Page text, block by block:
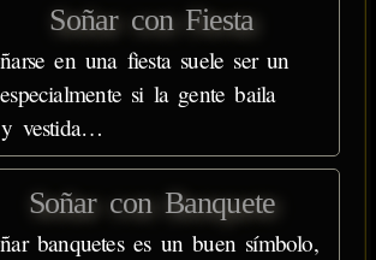
Soñar con Fiesta
en una fiesta suele ser un
si la gente baila
y vestida…
Soñar con Banquete
banquetes es un buen símbolo,